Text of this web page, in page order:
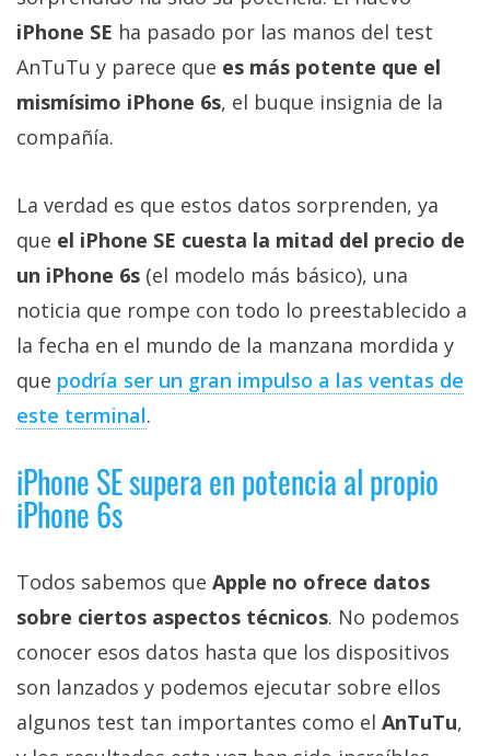
Más
temas
Sorteos
Contacto
/
Sobre
nosotros
/
Publicidad
/
opciones
de
privacidad
Aviso
Legal
comunicación
digital donde
encontrarás
iPhone SE ha pasado por las manos del test
AnTuTu y parece que es más potente que el
mismísimo iPhone 6s, el buque insignia de la
compañía.
La verdad es que estos datos sorprenden, ya
que el iPhone SE cuesta la mitad del precio de
un iPhone 6s (el modelo más básico), una
noticia que rompe con todo lo preestablecido a
la fecha en el mundo de la manzana mordida y
que podría ser un gran impulso a las ventas de
este terminal.
iPhone SE supera en potencia al propio
iPhone 6s
Todos sabemos que Apple no ofrece datos
sobre ciertos aspectos técnicos. No podemos
conocer esos datos hasta que los dispositivos
son lanzados y podemos ejecutar sobre ellos
algunos test tan importantes como el AnTuTu,